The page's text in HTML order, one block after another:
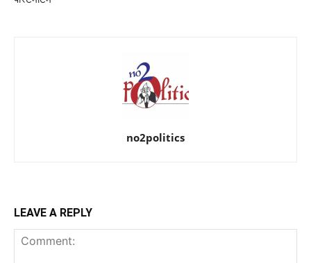
no2politics
LEAVE A REPLY